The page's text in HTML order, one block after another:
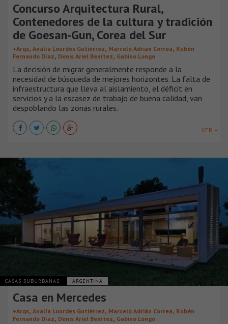
Concurso Arquitectura Rural,
Contenedores de la cultura y tradición
de Goesan-Gun, Corea del Sur
+Arqs, Analía Lourdes Gutiérrez, Marcelo Adrián Correa, Rubén
Fernando Díaz, Denis Ariel Benítez, Gabino Longo
La decisión de migrar generalmente responde a la
necesidad de búsqueda de mejores horizontes. La falta de
infraestructura que lleva al aislamiento, el déficit en
servicios y a la escasez de trabajo de buena calidad, van
despoblando las zonas rurales.
VER +
CASAS SUBURBANAS ARGENTINA
Casa en Mercedes
+Arqs, Analía Lourdes Gutiérrez, Marcelo Adrián Correa, Rubén
Fernando Díaz, Denis Ariel Benítez, Gabino Longo